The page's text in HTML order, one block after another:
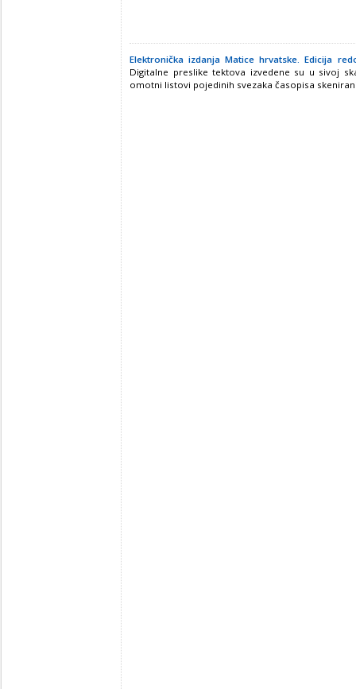
Elektronička izdanja Matice hrvatske. Edicija
Digitalne preslike tektova izvedene su u sivoj
omotni listovi pojedinih svezaka časopisa